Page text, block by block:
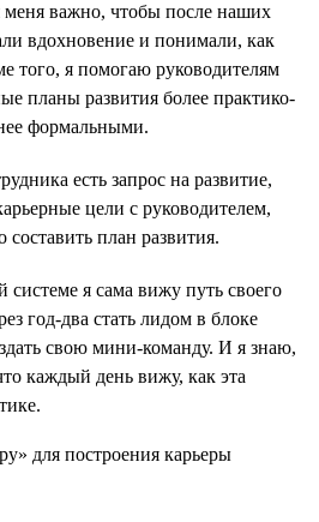
важно, чтобы после наших
вдохновение и понимали, как
того, я помогаю руководителям
планы развития более практико-
формальными.
есть запрос на развитие,
цели с руководителем,
составить план развития.
системе я сама вижу путь своего
год-два стать лидом в блоке
свою мини-команду. И я знаю,
каждый день вижу, как эта